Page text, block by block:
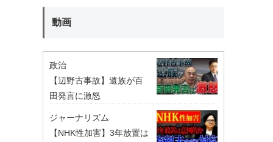
動画
政治
【辺野古事故】遺族が百
田発言に激怒
ジャーナリズム
【NHK性加害】3年放置は